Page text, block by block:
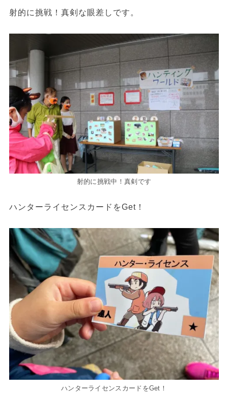
射的に挑戦！真剣な眼差しです。
射的に挑戦中！真剣です
ハンターライセンスカードをGet！
ハンターライセンスカードをGet！